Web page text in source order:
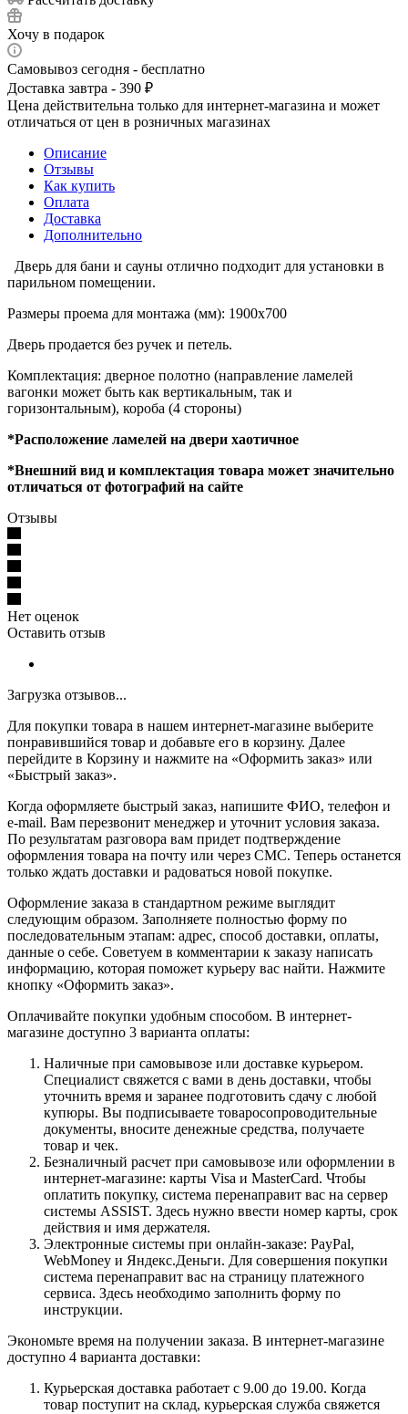
Хочу в подарок
Самовывоз сегодня - бесплатно
Доставка завтра - 390 ₽
Цена действительна только для интернет-магазина и может
отличаться от цен в розничных магазинах
Описание
Отзывы
Как купить
Оплата
Доставка
Дополнительно
Дверь для бани и сауны отлично подходит для установки в
парильном помещении.
Размеры проема для монтажа (мм): 1900х700
Дверь продается без ручек и петель.
Комплектация: дверное полотно (направление ламелей
вагонки может быть как вертикальным, так и
горизонтальным), короба (4 стороны)
*Расположение ламелей на двери хаотичное
*Внешний вид и комплектация товара может значительно
отличаться от фотографий на сайте
Отзывы
Нет оценок
Оставить отзыв
Загрузка отзывов...
Для покупки товара в нашем интернет-магазине выберите
понравившийся товар и добавьте его в корзину. Далее
перейдите в Корзину и нажмите на «Оформить заказ» или
«Быстрый заказ».
Когда оформляете быстрый заказ, напишите ФИО, телефон и
e-mail. Вам перезвонит менеджер и уточнит условия заказа.
По результатам разговора вам придет подтверждение
оформления товара на почту или через СМС. Теперь останется
только ждать доставки и радоваться новой покупке.
Оформление заказа в стандартном режиме выглядит
следующим образом. Заполняете полностью форму по
последовательным этапам: адрес, способ доставки, оплаты,
данные о себе. Советуем в комментарии к заказу написать
информацию, которая поможет курьеру вас найти. Нажмите
кнопку «Оформить заказ».
Оплачивайте покупки удобным способом. В интернет-
магазине доступно 3 варианта оплаты:
Наличные при самовывозе или доставке курьером.
Специалист свяжется с вами в день доставки, чтобы
уточнить время и заранее подготовить сдачу с любой
купюры. Вы подписываете товаросопроводительные
документы, вносите денежные средства, получаете
товар и чек.
Безналичный расчет при самовывозе или оформлении в
интернет-магазине: карты Visa и MasterCard. Чтобы
оплатить покупку, система перенаправит вас на сервер
системы ASSIST. Здесь нужно ввести номер карты, срок
действия и имя держателя.
Электронные системы при онлайн-заказе: PayPal,
WebMoney и Яндекс.Деньги. Для совершения покупки
система перенаправит вас на страницу платежного
сервиса. Здесь необходимо заполнить форму по
инструкции.
Экономьте время на получении заказа. В интернет-магазине
доступно 4 варианта доставки:
Курьерская доставка работает с 9.00 до 19.00. Когда
товар поступит на склад, курьерская служба свяжется